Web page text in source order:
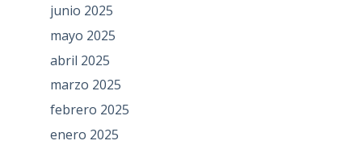
junio 2025
mayo 2025
abril 2025
marzo 2025
febrero 2025
enero 2025